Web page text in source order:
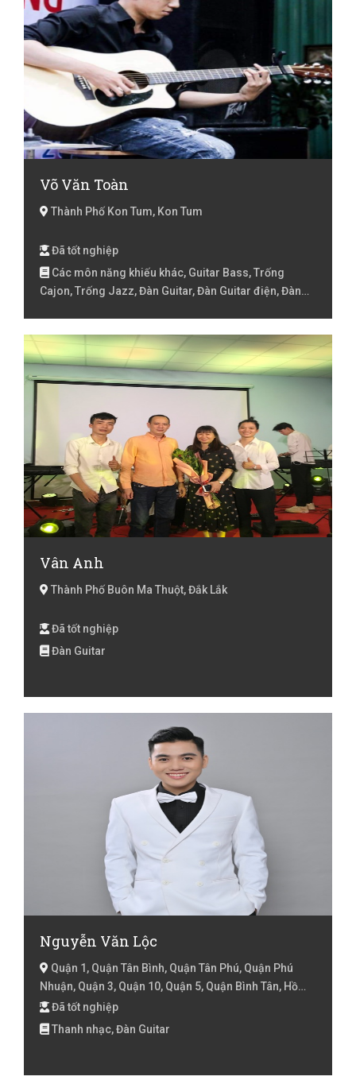
Võ Văn Toàn
Thành Phố Kon Tum, Kon Tum
Đã tốt nghiệp
Các môn năng khiếu khác, Guitar Bass, Trống
Cajon, Trống Jazz, Đàn Guitar, Đàn Guitar điện, Đàn
Vân Anh
Thành Phố Buôn Ma Thuột, Đắk Lắk
Đã tốt nghiệp
Đàn Guitar
Nguyễn Văn Lộc
Quận 1, Quận Tân Bình, Quận Tân Phú, Quận Phú
Nhuận, Quận 3, Quận 10, Quận 5, Quận Bình Tân, Hồ
Chí Minh
Đã tốt nghiệp
Thanh nhạc, Đàn Guitar